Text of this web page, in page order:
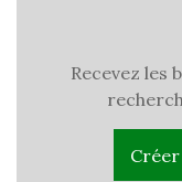
Recevez les